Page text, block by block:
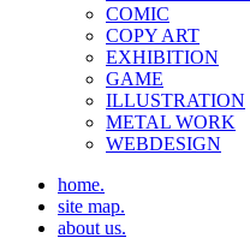
COMIC
COPY ART
EXHIBITION
GAME
ILLUSTRATION
METAL WORK
WEBDESIGN
home.
site map.
about us.